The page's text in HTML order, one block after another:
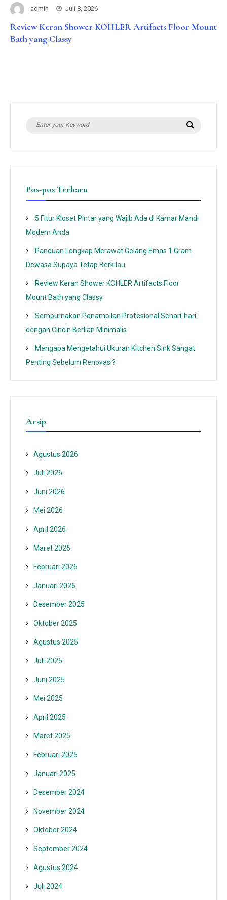
admin Juli 8, 2026
Review Keran Shower KOHLER Artifacts Floor Mount
Bath yang Classy
Search
Pos-pos Terbaru
5 Fitur Kloset Pintar yang Wajib Ada di Kamar Mandi
Modern Anda
Panduan Lengkap Merawat Gelang Emas 1 Gram
Dewasa Supaya Tetap Berkilau
Review Keran Shower KOHLER Artifacts Floor
Mount Bath yang Classy
Sempurnakan Penampilan Profesional Sehari-hari
dengan Cincin Berlian Minimalis
Mengapa Mengetahui Ukuran Kitchen Sink Sangat
Penting Sebelum Renovasi?
Arsip
Agustus 2026
Juli 2026
Juni 2026
Mei 2026
April 2026
Maret 2026
Februari 2026
Januari 2026
Desember 2025
Oktober 2025
Agustus 2025
Juli 2025
Juni 2025
Mei 2025
April 2025
Maret 2025
Februari 2025
Januari 2025
Desember 2024
November 2024
Oktober 2024
September 2024
Agustus 2024
Juli 2024